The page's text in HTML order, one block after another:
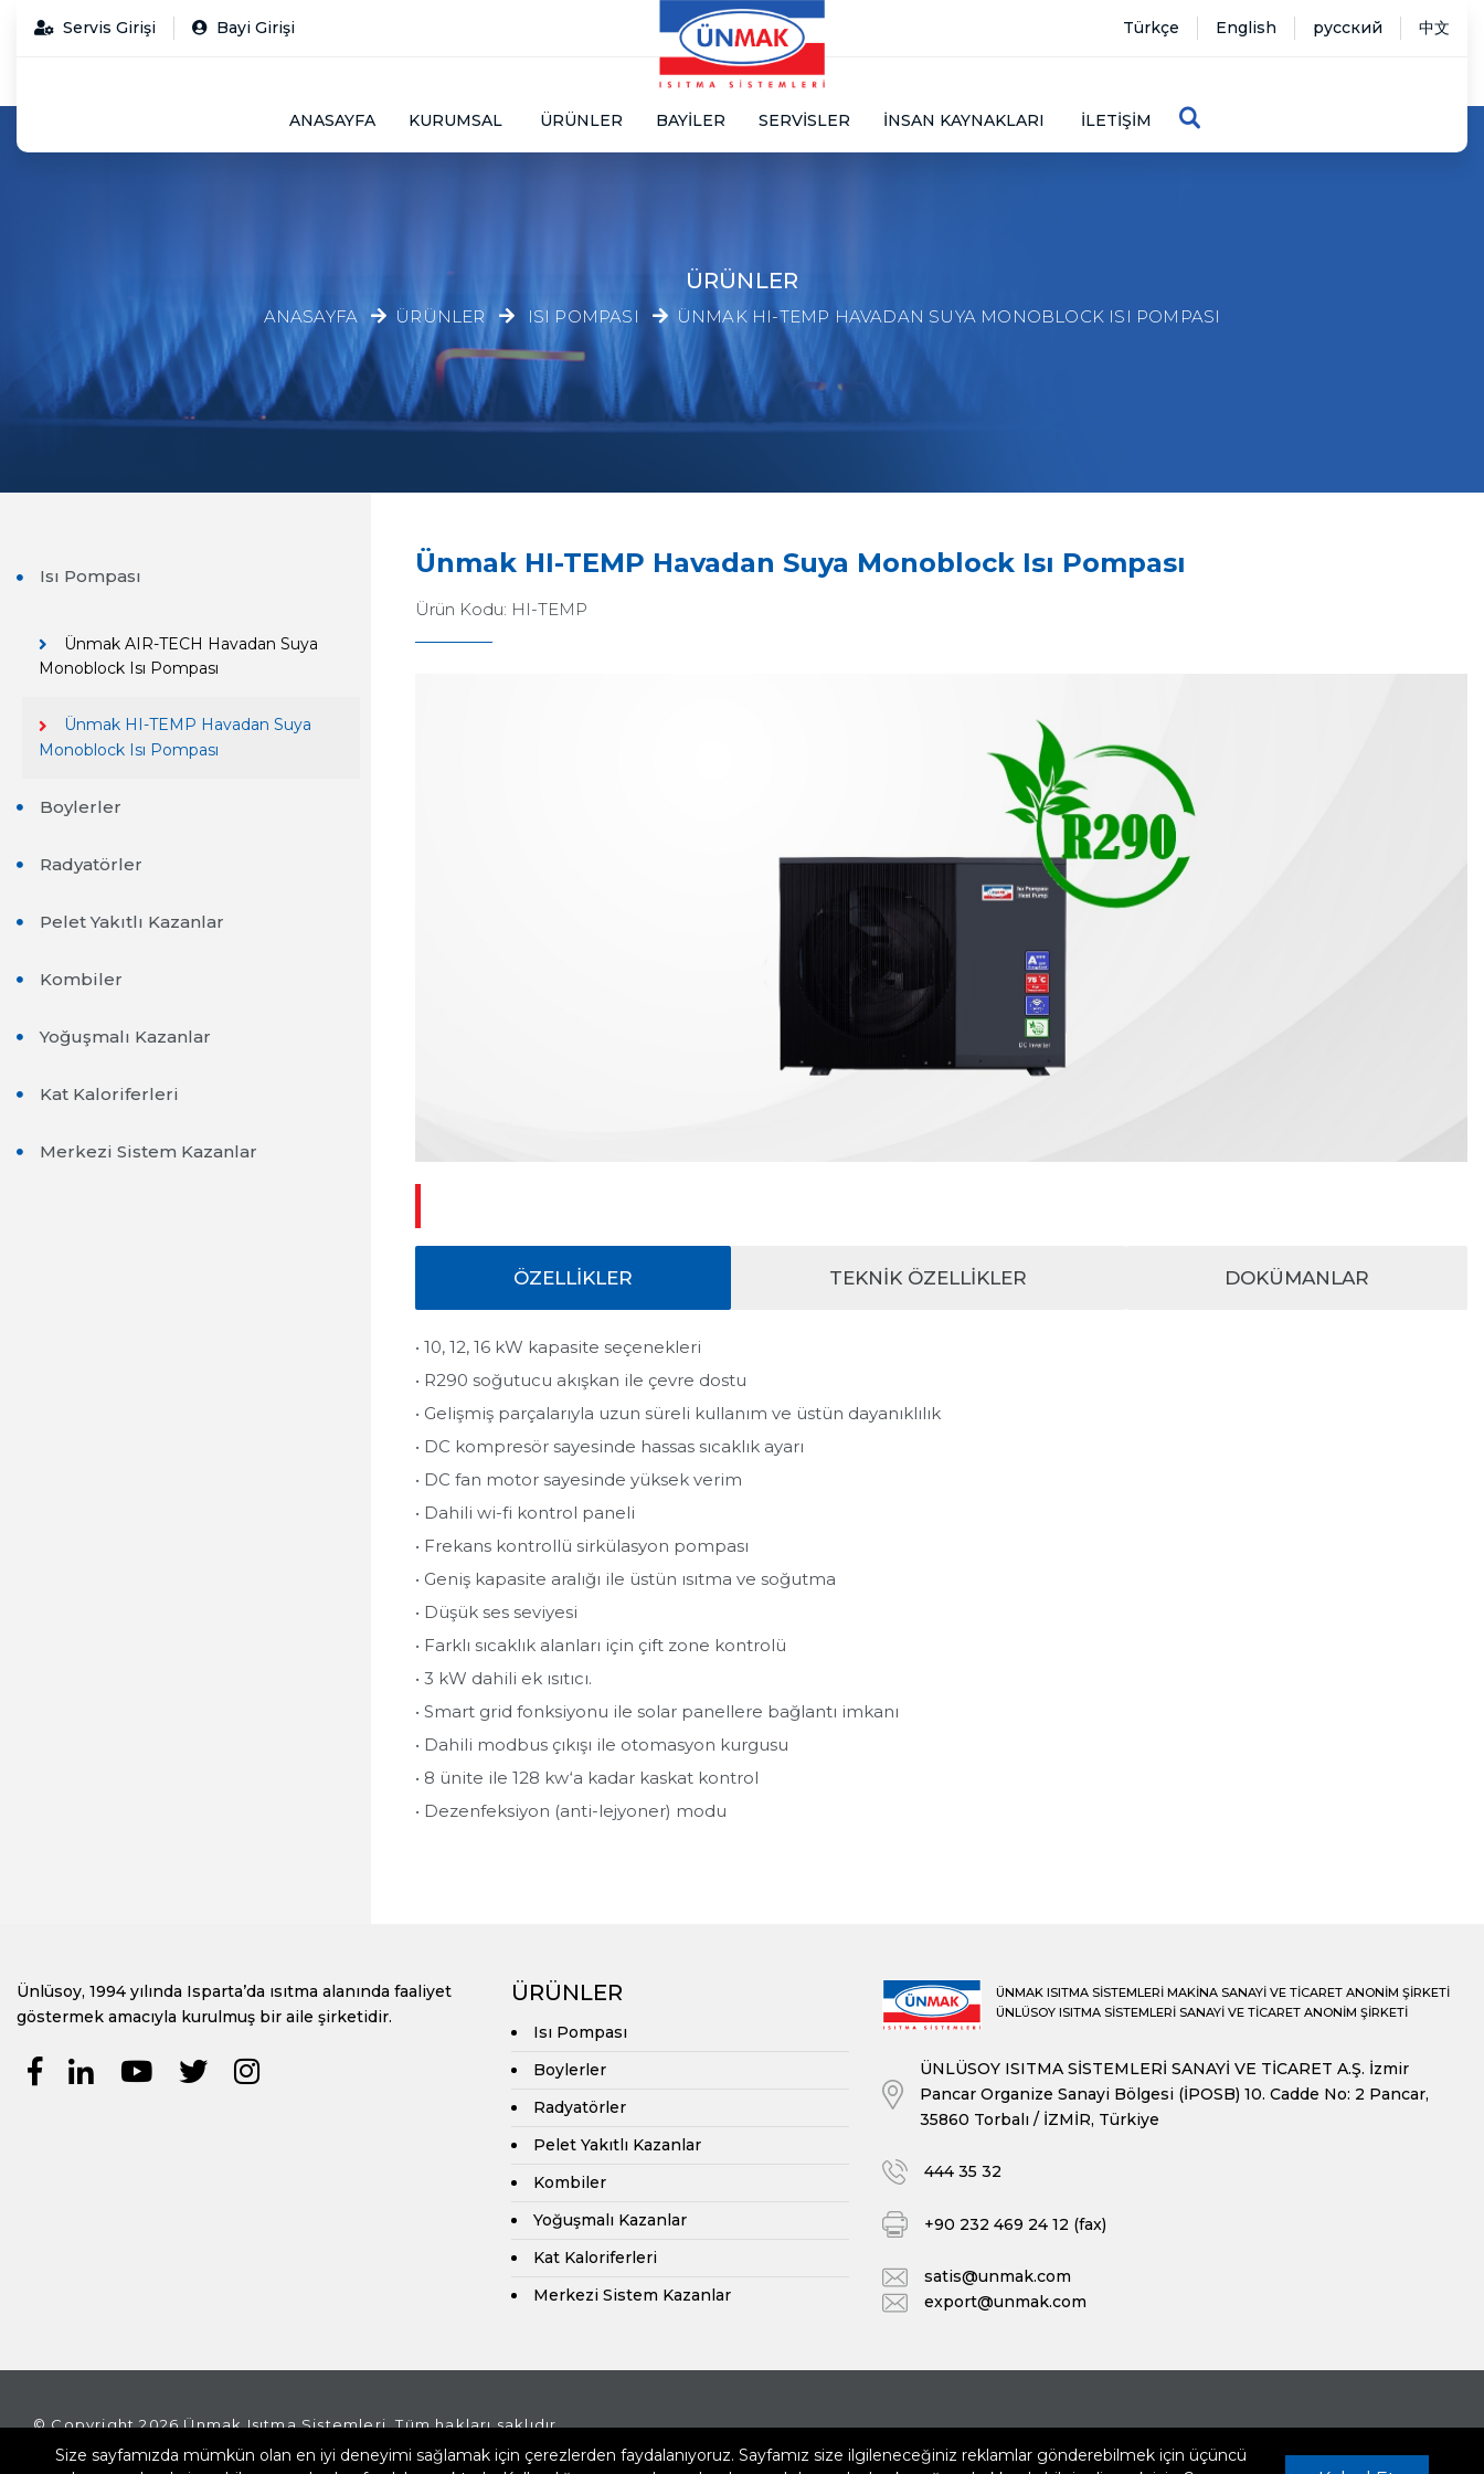
Servis Girişi Bayi Girişi Türkçe English русский 中文
ANASAYFA KURUMSAL ÜRÜNLER BAYILER SERVISLER İNSAN KAYNAKLARI İLETIŞIM
ÜRÜNLER
ANASAYFA ÜRÜNLER ISI POMPASI ÜNMAK HI-TEMP HAVADAN SUYA MONOBLOCK ISI POMPASI
Isı Pompası
Ünmak AIR-TECH Havadan Suya
Monoblock Isı Pompası
Ünmak HI-TEMP Havadan Suya
Monoblock Isı Pompası
Boylerler
Radyatörler
Pelet Yakıtlı Kazanlar
Kombiler
Yoğuşmalı Kazanlar
Kat Kaloriferleri
Merkezi Sistem Kazanlar
Ünmak HI-TEMP Havadan Suya Monoblock Isı Pompası
Ürün Kodu: HI-TEMP
ÖZELLİKLER TEKNİK ÖZELLIKLER DOKÜMANLAR
• 10, 12, 16 kW kapasite seçenekleri
• R290 soğutucu akışkan ile çevre dostu
• Gelişmiş parçalarıyla uzun süreli kullanım ve üstün dayanıklılık
• DC kompresör sayesinde hassas sıcaklık ayarı
• DC fan motor sayesinde yüksek verim
• Dahili wi-fi kontrol paneli
• Frekans kontrollü sirkülasyon pompası
• Geniş kapasite aralığı ile üstün ısıtma ve soğutma
• Düşük ses seviyesi
• Farklı sıcaklık alanları için çift zone kontrolü
• 3 kW dahili ek ısıtıcı.
• Smart grid fonksiyonu ile solar panellere bağlantı imkanı
• Dahili modbus çıkışı ile otomasyon kurgusu
• 8 ünite ile 128 kw‘a kadar kaskat kontrol
• Dezenfeksiyon (anti-lejyoner) modu
Ünlüsoy, 1994 yılında Isparta’da ısıtma alanında faaliyet
göstermek amacıyla kurulmuş bir aile şirketidir.
ÜRÜNLER
Isı Pompası
Boylerler
Radyatörler
Pelet Yakıtlı Kazanlar
Kombiler
Yoğuşmalı Kazanlar
Kat Kaloriferleri
Merkezi Sistem Kazanlar
ÜNMAK ISITMA SİSTEMLERİ MAKİNA SANAYİ VE TİCARET ANONİM ŞİRKETİ
ÜNLÜSOY ISITMA SİSTEMLERİ SANAYİ VE TİCARET ANONİM ŞİRKETİ
ÜNLÜSOY ISITMA SİSTEMLERİ SANAYİ VE TİCARET A.Ş. İzmir
Pancar Organize Sanayi Bölgesi (İPOSB) 10. Cadde No: 2 Pancar,
35860 Torbalı / İZMİR, Türkiye
444 35 32
+90 232 469 24 12 (fax)
satis@unmak.com
export@unmak.com
© Copyright 2026 Ünmak Isıtma Sistemleri. Tüm hakları saklıdır.
Size sayfamızda mümkün olan en iyi deneyimi sağlamak için çerezlerden faydalanıyoruz. Sayfamız size ilgileneceğiniz reklamlar gönderebilmek için üçüncü